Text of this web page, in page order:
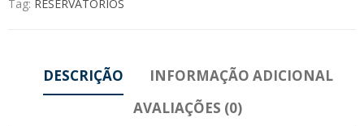
Tag: RESERVATORIOS
DESCRIÇÃO
INFORMAÇÃO ADICIONAL
AVALIAÇÕES (0)